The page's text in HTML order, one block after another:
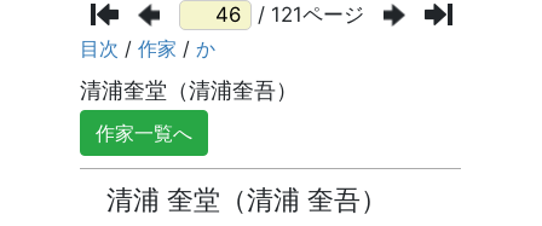
/ 121ページ